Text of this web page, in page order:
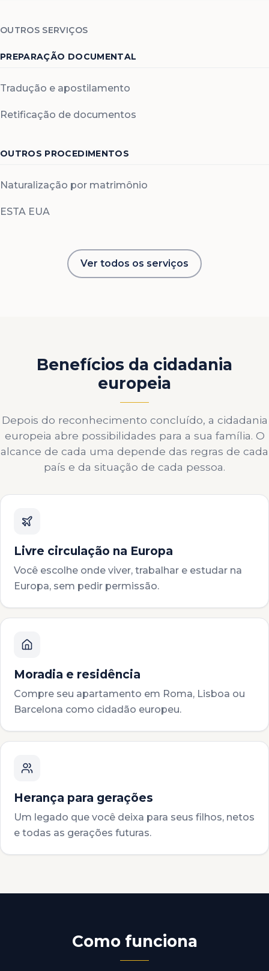
OUTROS SERVIÇOS
PREPARAÇÃO DOCUMENTAL
Tradução e apostilamento
Retificação de documentos
OUTROS PROCEDIMENTOS
Naturalização por matrimônio
ESTA EUA
Ver todos os serviços
Benefícios da cidadania
europeia
Depois do reconhecimento concluído, a cidadania
europeia abre possibilidades para a sua família. O
alcance de cada uma depende das regras de cada
país e da situação de cada pessoa.
Livre circulação na Europa
Você escolhe onde viver, trabalhar e estudar na
Europa, sem pedir permissão.
Moradia e residência
Compre seu apartamento em Roma, Lisboa ou
Barcelona como cidadão europeu.
Herança para gerações
Um legado que você deixa para seus filhos, netos
e todas as gerações futuras.
Como funciona